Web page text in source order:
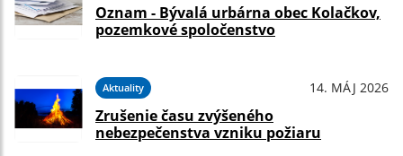
Oznam - Bývalá urbárna obec Kolačkov,
pozemkové spoločenstvo
Aktuality 14. MÁJ 2026
Zrušenie času zvýšeného
nebezpečenstva vzniku požiaru